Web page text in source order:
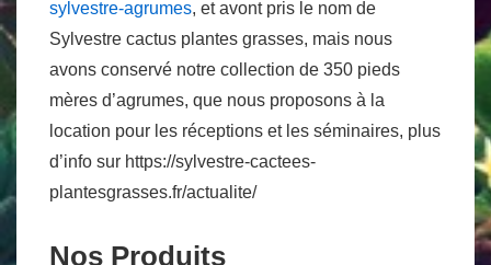
sylvestre-agrumes, et avont pris le nom de
Sylvestre cactus plantes grasses, mais nous
avons conservé notre collection de 350 pieds
mères d’agrumes, que nous proposons à la
location pour les réceptions et les séminaires, plus
d’info sur https://sylvestre-cactees-
plantesgrasses.fr/actualite/
Nos Produits